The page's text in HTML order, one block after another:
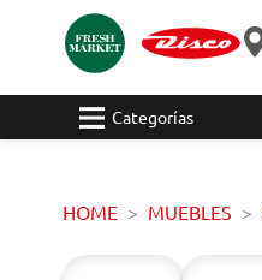
Categorías
HOME MUEBLES